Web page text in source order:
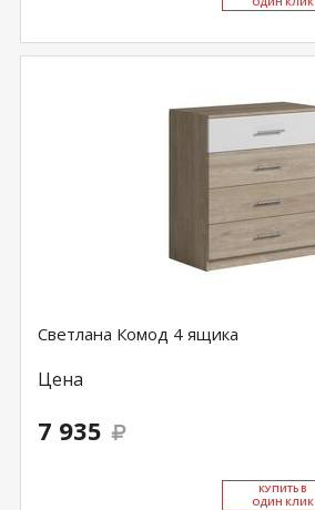
Светлана Комод 4 ящика
Цена
7 935
КУ­ПИТЬ В
ОДИН КЛИК